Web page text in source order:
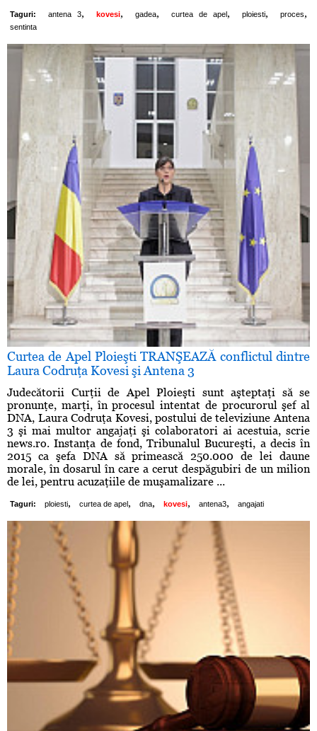
Taguri: antena 3, kovesi, gadea, curtea de apel , ploiesti, proces,
sentinta
Curtea de Apel Ploieşti TRANŞEAZĂ conflictul dintre
Laura Codruţa Kovesi şi Antena 3
Judecătorii Curţii de Apel Ploieşti sunt aşteptaţi să se
pronunţe, marţi, în procesul intentat de procurorul şef al
DNA, Laura Codruţa Kovesi, postului de televiziune Antena
3 şi mai multor angajaţi şi colaboratori ai acestuia, scrie
news.ro. Instanţa de fond, Tribunalul Bucureşti, a decis în
2015 ca şefa DNA să primească 250.000 de lei daune
morale, în dosarul în care a cerut despăgubiri de un milion
de lei, pentru acuzaţiile de muşamalizare ...
Taguri: ploiesti, curtea de apel , dna, kovesi, antena3, angajati